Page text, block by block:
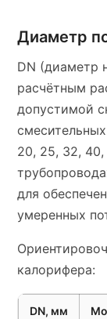
Диаметр
DN (диаметр
расчётным
допустимой
20, 25, 32,
для
умеренных
калорифера:
DN, мм